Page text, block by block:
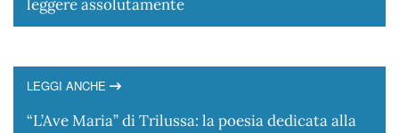
leggere assolutamente
LEGGI ANCHE
“L’Ave Maria” di Trilussa: la poesia dedicata alla